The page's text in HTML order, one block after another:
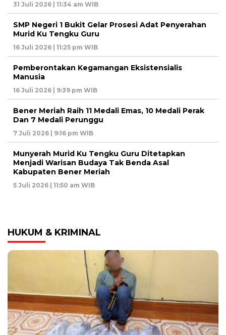
31 Juli 2026 | 11:34 am WIB
SMP Negeri 1 Bukit Gelar Prosesi Adat Penyerahan
Murid Ku Tengku Guru
16 Juli 2026 | 11:25 pm WIB
Pemberontakan Kegamangan Eksistensialis
Manusia
16 Juli 2026 | 9:39 pm WIB
Bener Meriah Raih 11 Medali Emas, 10 Medali Perak
Dan 7 Medali Perunggu
7 Juli 2026 | 9:16 pm WIB
Munyerah Murid Ku Tengku Guru Ditetapkan
Menjadi Warisan Budaya Tak Benda Asal
Kabupaten Bener Meriah
5 Juli 2026 | 11:50 am WIB
HUKUM & KRIMINAL